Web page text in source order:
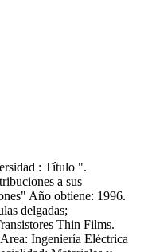
: Título ".
a sus
Año obtiene: 1996.
delgadas;
Thin Films.
Ingeniería Eléctrica